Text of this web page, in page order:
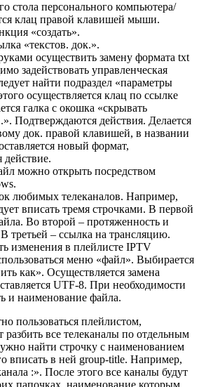
стола персонального компьютера/
клац правой клавишей мыши.
«создать».
«текстов. док.».
осуществить замену формата txt
задействовать управленческая
найти подраздел «параметры
осуществляется клац по ссылке
галка с окошка «скрывать
Подтверждаются действия. Делается
док. правой клавишей, в названии
новый формат,
действие.
можно открыть посредством
любимых телеканалов. Например,
вписать тремя строчками. В первой
Во второй – протяженность и
третьей – ссылка на трансляцию.
изменения в плейлисте IPTV
меню «файл». Выбирается
как». Осуществляется замена
UTF-8. При необходимости
и наименование файла.
пользоваться плейлистом,
разбить все телеканалы по отдельным
найти строчку с наименованием
вписать в ней group-title. Например,
:». После этого все каналы будут